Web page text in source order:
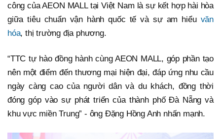
công của AEON MALL tại Việt Nam là sự kết hợp hài hòa
giữa tiêu chuẩn vận hành quốc tế và sự am hiểu văn
hóa, thị trường địa phương.
“TTC tự hào đồng hành cùng AEON MALL, góp phần tạo
nên một điểm đến thương mại hiện đại, đáp ứng nhu cầu
ngày càng cao của người dân và du khách, đồng thời
đóng góp vào sự phát triển của thành phố Đà Nẵng và
khu vực miền Trung” - ông Đặng Hồng Anh nhấn mạnh.